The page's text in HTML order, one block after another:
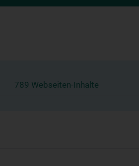
789 Webseiten-Inhalte